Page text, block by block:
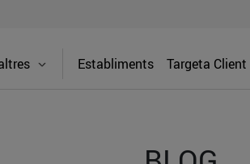
Establiments Targeta Client